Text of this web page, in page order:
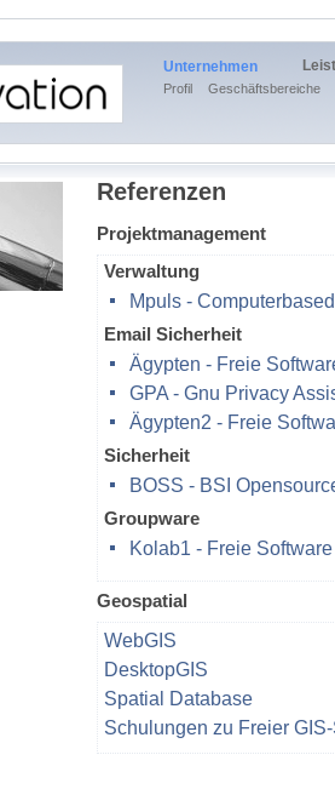
Unternehmen
Profil Geschäftsbereiche
Referenzen
Projektmanagement
Verwaltung
Mpuls -
Email Sicherheit
Ägypten - Freie
GPA - Gnu Privacy
Ägypten2 - Freie
Sicherheit
BOSS - BSI
Groupware
Kolab1 - Freie
Geospatial
WebGIS
DesktopGIS
Spatial Database
Schulungen zu Freier